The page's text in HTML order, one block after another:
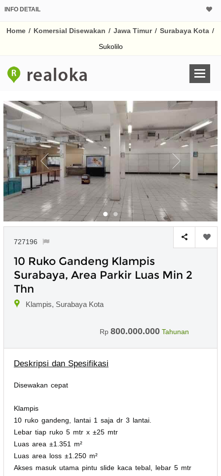
INFO DETAIL
Home / Komersial Disewakan / Jawa Timur / Surabaya Kota /
Sukolilo
727196
10 Ruko Gandeng Klampis
Surabaya, Area Parkir Luas Min 2
Thn
Klampis, Surabaya Kota
Rp 800.000.000 Tahunan
Deskripsi dan Spesifikasi
Disewakan cepat
Klampis
10 ruko gandeng, lantai 1 saja dr 3 lantai.
Lebar tiap ruko 5 mtr x ±25 mtr
Luas area ±1.351 m²
Luas area loss ±1.250 m²
Akses masuk utama pintu slide kaca tebal, lebar 5 mtr